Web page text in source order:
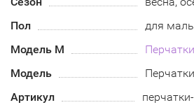
Пол
для
Модель М
Модель
Перчатки
Артикул